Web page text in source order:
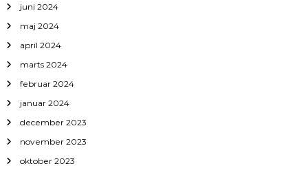
juni 2024
maj 2024
april 2024
marts 2024
februar 2024
januar 2024
december 2023
november 2023
oktober 2023